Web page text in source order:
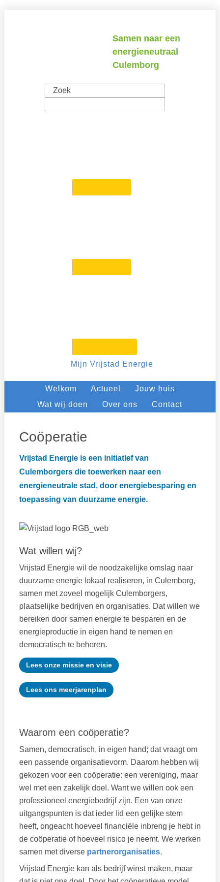
Samen naar een
energieneutraal
Culemborg
Zoek
Mijn Vrijstad Energie
Welkom Actueel
Jouw huis
Wat wij doen
Over ons Contact
Coöperatie
Vrijstad Energie is een initiatief van
Culemborgers die toewerken naar een
energieneutrale stad, door energiebesparing en
toepassing van duurzame energie.
Wat willen wij?
Vrijstad Energie wil de noodzakelijke omslag naar
duurzame energie lokaal realiseren, in Culemborg,
samen met zoveel mogelijk Culemborgers,
plaatselijke bedrijven en organisaties. Dat willen we
bereiken door samen energie te besparen en de
energieproductie in eigen hand te nemen en
democratisch te beheren.
Lees onze missie en visie
Lees ons meerjarenplan
Waarom een coöperatie?
Samen, democratisch, in eigen hand; dat vraagt om
een passende organisatievorm. Daarom hebben wij
gekozen voor een coöperatie: een vereniging, maar
wel met een zakelijk doel. Want we willen ook een
professioneel energiebedrijf zijn. Een van onze
uitgangspunten is dat ieder lid een gelijke stem
heeft, ongeacht hoeveel financiële inbreng je hebt in
de coöperatie of hoeveel risico je neemt. We werken
samen met diverse partnerorganisaties.
Vrijstad Energie kan als bedrijf winst maken, maar